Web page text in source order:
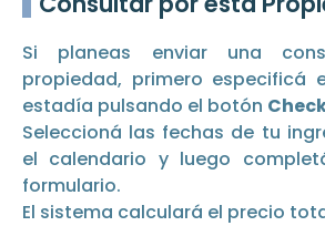
Si planeas enviar una
propiedad, primero especificá
estadía pulsando el botón
Seleccioná las fechas de tu
el calendario y luego
formulario.
El sistema calculará el precio